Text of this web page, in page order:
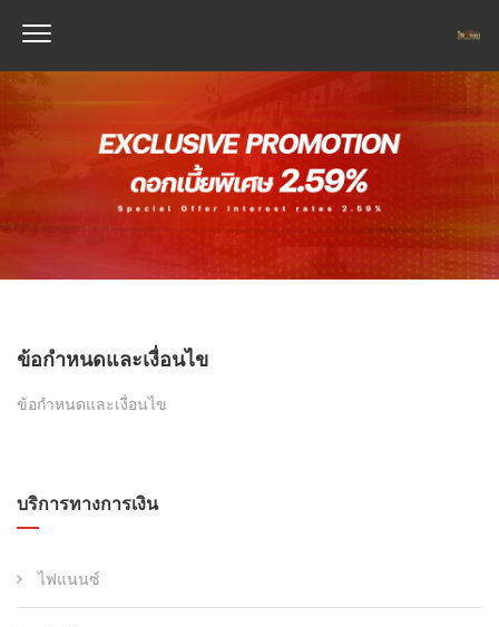
ข้อกำหนดและเงื่อนไข
ข้อกำหนดและเงื่อนไข
บริการทางการเงิน
ไฟแนนซ์